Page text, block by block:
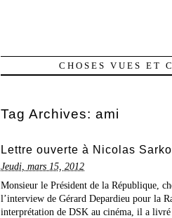
CHOSES VUES ET
Tag Archives: ami
Lettre ouverte à Nicolas
Jeudi, mars 15, 2012
Monsieur le Président de la République,
l’interview de Gérard Depardieu pour la
interprétation de DSK au cinéma, il a livré